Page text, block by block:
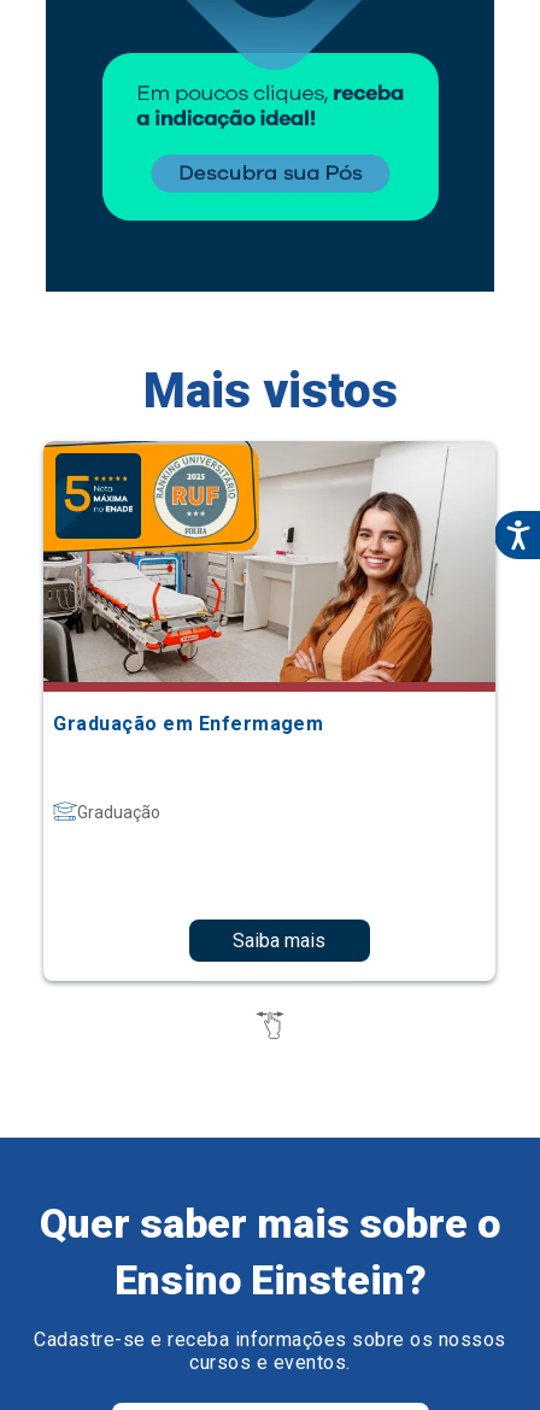
Mais vistos
Graduação em Enfermagem
Graduação
Saiba mais
Quer saber mais sobre o
Ensino Einstein?
Cadastre-se e receba informações sobre os nossos
cursos e eventos.